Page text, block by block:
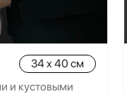
34 x 40 см
и кустовыми